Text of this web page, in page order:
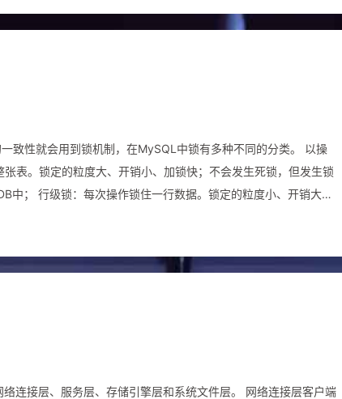
性就会用到锁机制，在MySQL中锁有多种不同的分类。 以操
中； 行级锁：每次操作锁住一行数据。锁定的粒度小、开销大、
连接层、服务层、存储引擎层和系统文件层。 网络连接层客户端